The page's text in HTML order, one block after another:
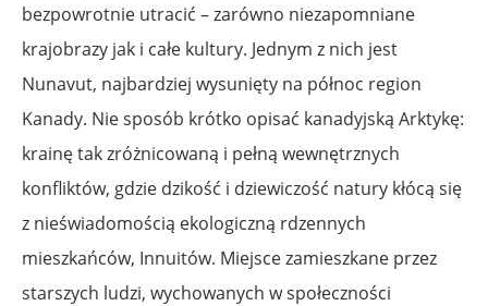
bezpowrotnie utracić – zarówno niezapomniane
krajobrazy jak i całe kultury. Jednym z nich jest
Nunavut, najbardziej wysunięty na północ region
Kanady. Nie sposób krótko opisać kanadyjską Arktykę:
krainę tak zróżnicowaną i pełną wewnętrznych
konfliktów, gdzie dzikość i dziewiczość natury kłócą się
z nieświadomością ekologiczną rdzennych
mieszkańców, Innuitów. Miejsce zamieszkane przez
starszych ludzi, wychowanych w społeczności